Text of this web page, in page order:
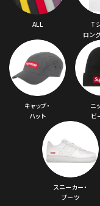
ALL
T
ロン
キャップ・
ハット
ニ
ビ
スニーカー・
ブーツ